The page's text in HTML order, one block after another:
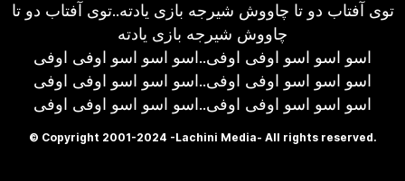
توی آفتاب دو تا چاووش شیرجه بازی یادته..توی آفتاب دو تا
چاووش شیرجه بازی یادته
اسو اسو اسو اوفی اوفی..اسو اسو اسو اوفی اوفی
اسو اسو اسو اوفی اوفی..اسو اسو اسو اوفی اوفی
اسو اسو اسو اوفی اوفی..اسو اسو اسو اوفی اوفی
© Copyright 2001-2024 -Lachini Media- All rights reserved.